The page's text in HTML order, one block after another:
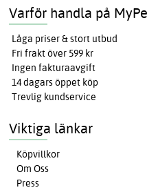
Varför handla på
Låga priser & stort utbud
Fri frakt över 599 kr
Ingen fakturaavgift
14 dagars öppet köp
Trevlig kundservice
Viktiga länkar
Köpvillkor
Om Oss
Press